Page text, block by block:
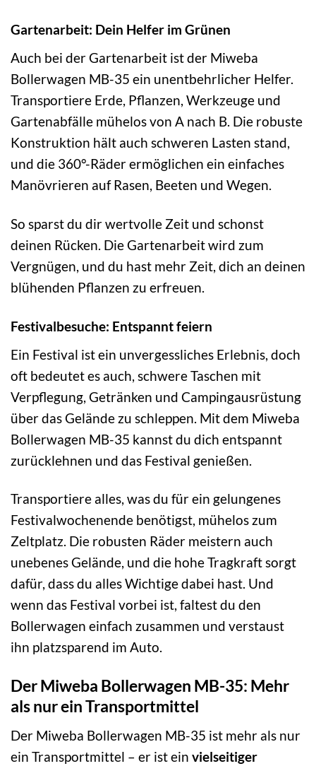
Gartenarbeit: Dein Helfer im Grünen
Auch bei der Gartenarbeit ist der Miweba
Bollerwagen MB-35 ein unentbehrlicher Helfer.
Transportiere Erde, Pflanzen, Werkzeuge und
Gartenabfälle mühelos von A nach B. Die robuste
Konstruktion hält auch schweren Lasten stand,
und die 360°-Räder ermöglichen ein einfaches
Manövrieren auf Rasen, Beeten und Wegen.
So sparst du dir wertvolle Zeit und schonst
deinen Rücken. Die Gartenarbeit wird zum
Vergnügen, und du hast mehr Zeit, dich an deinen
blühenden Pflanzen zu erfreuen.
Festivalbesuche: Entspannt feiern
Ein Festival ist ein unvergessliches Erlebnis, doch
oft bedeutet es auch, schwere Taschen mit
Verpflegung, Getränken und Campingausrüstung
über das Gelände zu schleppen. Mit dem Miweba
Bollerwagen MB-35 kannst du dich entspannt
zurücklehnen und das Festival genießen.
Transportiere alles, was du für ein gelungenes
Festivalwochenende benötigst, mühelos zum
Zeltplatz. Die robusten Räder meistern auch
unebenes Gelände, und die hohe Tragkraft sorgt
dafür, dass du alles Wichtige dabei hast. Und
wenn das Festival vorbei ist, faltest du den
Bollerwagen einfach zusammen und verstaust
ihn platzsparend im Auto.
Der Miweba Bollerwagen MB-35: Mehr
als nur ein Transportmittel
Der Miweba Bollerwagen MB-35 ist mehr als nur
ein Transportmittel – er ist ein vielseitiger